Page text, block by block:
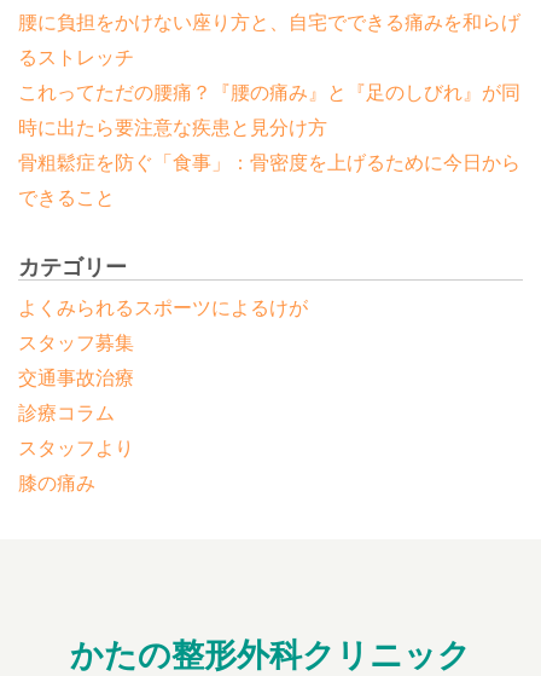
腰に負担をかけない座り方と、自宅でできる痛みを和らげ
るストレッチ
これってただの腰痛？『腰の痛み』と『足のしびれ』が同
時に出たら要注意な疾患と見分け方
骨粗鬆症を防ぐ「食事」：骨密度を上げるために今日から
できること
カテゴリー
よくみられるスポーツによるけが
スタッフより
スタッフ募集
交通事故治療
膝の痛み
診療コラム
かたの整形外科クリニック